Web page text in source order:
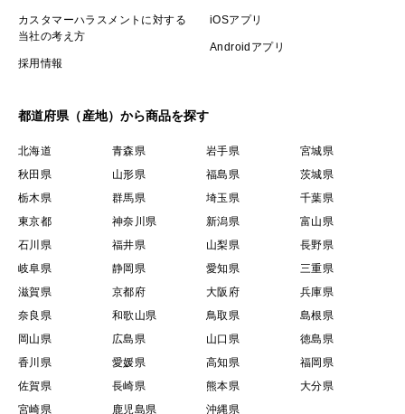
カスタマーハラスメントに対する
当社の考え方
採用情報
iOSアプリ
Androidアプリ
都道府県（産地）から商品を探す
北海道 青森県 岩手県
宮城県
秋田県
山形県 福島県
茨城県
栃木県
群馬県 埼玉県
千葉県
東京都
神奈川県 新潟県
富山県
石川県
福井県 山梨県
長野県
岐阜県
静岡県 愛知県
三重県
滋賀県
京都府 大阪府
兵庫県
奈良県
和歌山県 鳥取県
島根県
岡山県
広島県 山口県
徳島県
香川県
愛媛県 高知県
福岡県
佐賀県
長崎県 熊本県
大分県
宮崎県
鹿児島県 沖縄県